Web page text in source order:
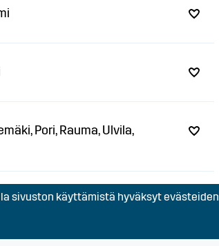
Pori, Rauma, Ulvila,
sivuston käyttämistä hyväksyt evästeiden